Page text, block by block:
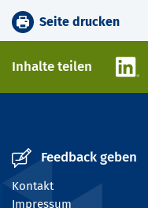
Seite drucken
Inhalte teilen
Feedback geben
Kontakt
Impressum